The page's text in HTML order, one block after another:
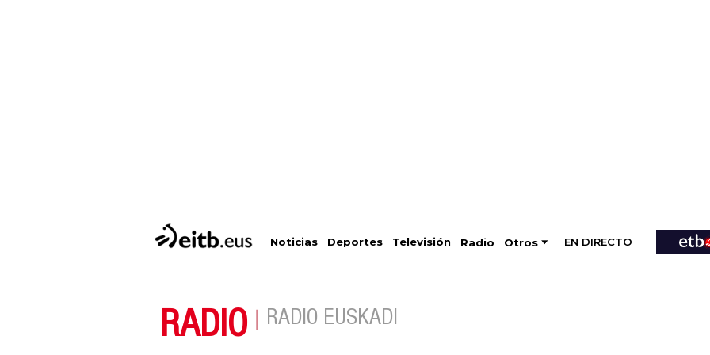
Noticias Deportes Televisión Radio Otros EN DIRECTO
RADIO RADIO EUSKADI